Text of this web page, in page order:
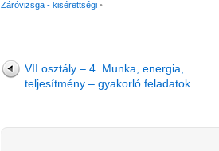
Záróvizsga - kisérettségi •
VII.osztály – 4. Munka, energia,
teljesítmény – gyakorló feladatok